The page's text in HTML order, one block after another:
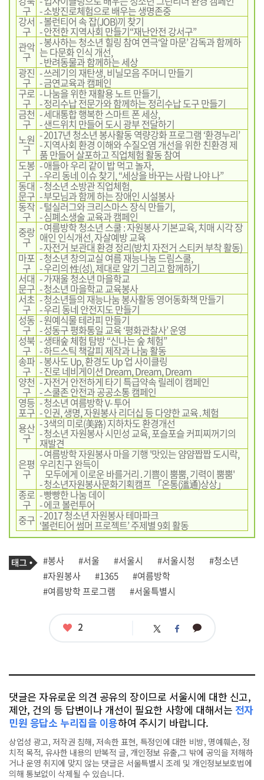
구 - 소방진로체험으로 배우는 생명존중
강서
구
- 볼런티어 속 잡(JOB)끼 찾기
- 안전한 지역사회 만들기“재난안전 강서구”
관악
구
- 봉사하는 청소년 힐링 참여 연극‘알 마문’ 감독과 함께하
는 다문화 인식 개선,
- 반려동물과 함께하는 세상
광진
구
- 쓰레기의 재탄생, 비닐모음 주머니 만들기
- 금연교육과 캠페인
구로
구
- 나눔을 위한 재활용 노트 만들기,
- 정리수납 전문가와 함께하는 정리수납 도구 만들기
금천
구
- 세대통합 행복한 스마트 폰 세상,
- 샌드위치 만들어 도시 광부 전달하기
노원
구
- 2017년 청소년 봉사활동 역량강화 프로그램 ‘환경누리’
- 지역사회 환경 이해와 수질오염 개선을 위한 친환경 제
품 만들어 살포하고 직업체험 활동 참여
도봉
구
- 애들아 우리 같이 밥 먹고 놀자,
- 우리 동네 이슈 찾기, “세상을 바꾸는 사람 나야 나”
동대
문구
- 청소년 소방관 직업체험,
- 부모님과 함께 하는 장애인 시설봉사
동작
구
- 털실러그와 크리스마스 장식 만들기,
- 심폐소생술 교육과 캠페인
중랑
구
- 여름방학 청소년 스쿨 : 자원봉사 기본교육, 치매 시각 장
애인 인식개선, 자살예방 교육
- 자전거 보관대 환경 정리(방치 자전거 스티커 부착 활동)
마포
구
- 청소년 창의교실 여름 재능나눔 드림스쿨,
- 우리의 性(성), 제대로 알기 그리고 함께하기
서대
문구
- 가재울 청소년 마을학교
- 청소년 마을학교 교육봉사
서초
구
- 청소년들의 재능나눔 봉사활동 영어동화책 만들기
- 우리 동네 안전지도 만들기
성동
구
- 원예식물 테라피 만들기
- 성동구 평화통일 교육 ‘평화관찰사’ 운영
성북
구
- 생태숲 체험 탐방 “신나는 숲 체험”
- 하드스틱 책갈피 제작과 나눔 활동
송파
구
- 봉사도 Up, 환경도 Up 업 사이클링
- 진로 네비게이션 Dream, Dream, Dream
양천
구
- 자전거 안전하게 타기 특급약속 릴레이 캠페인
- 스쿨존 안전과 공공소통 캠페인
영등
포구
- 청소년 여름방학 V- 투어
- 인권, 생명, 자원봉사 리더십 등 다양한 교육․체험
용산
구
- 3색의 미로(美路) 지하차도 환경개선
- 청소년 자원봉사 시민성 교육, 포슬포슬 커피찌꺼기의
재발견
은평
구
- 여름방학 자원봉사 마을 기행 '맛있는 얌얌짭짭 도시락,
우리친구 완득이
모두에게 이로운 바를거리․기쁨이 뿜뿜, 기력이 뿜뿜'
- 청소년자원봉사문화기획캠프 「온통(溫通)상상」
종로
구
- 빵빵한 나눔 데이
- 에코 볼런투어
중구 - 2017 청소년 자원봉사 테마파크
‘볼런티어 썸머 프로젝트’ 주제별 9회 활동
기
사
관
련
태
태
그
#봉사 #서울 #서울시 #서울시청
#청소년
#자원봉사
#1365
#여름방학
#여름방학 프로그램
#서울특별시
좋
2 트 페 카
댓글은 자유로운 의견 공유의 장이므로 서울시에 대한 신고,
제안, 건의 등 답변이나 개선이 필요한 사항에 대해서는 전자
민원 응답소 누리집을 이용하여 주시기 바랍니다.
상업성 광고, 저작권 침해, 저속한 표현, 특정인에 대한 비방, 명예훼손, 정
치적 목적, 유사한 내용의 반복적 글, 개인정보 유출,그 밖에 공익을 저해하
거나 운영 취지에 맞지 않는 댓글은 서울특별시 조례 및 개인정보보호법에
의해 통보없이 삭제될 수 있습니다.